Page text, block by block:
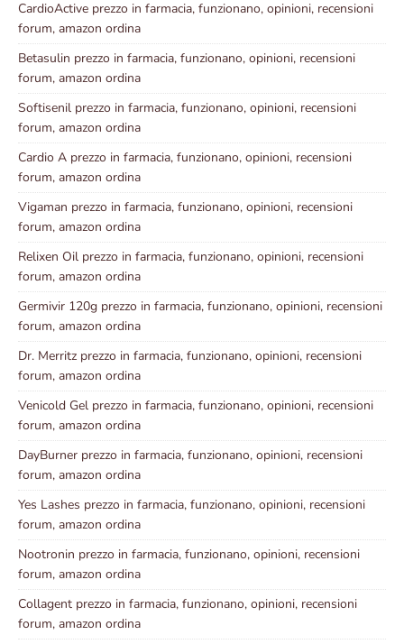
CardioActive prezzo in farmacia, funzionano, opinioni, recensioni
forum, amazon ordina
Betasulin prezzo in farmacia, funzionano, opinioni, recensioni
forum, amazon ordina
Softisenil prezzo in farmacia, funzionano, opinioni, recensioni
forum, amazon ordina
Cardio A prezzo in farmacia, funzionano, opinioni, recensioni
forum, amazon ordina
Vigaman prezzo in farmacia, funzionano, opinioni, recensioni
forum, amazon ordina
Relixen Oil prezzo in farmacia, funzionano, opinioni, recensioni
forum, amazon ordina
Germivir 120g prezzo in farmacia, funzionano, opinioni, recensioni
forum, amazon ordina
Dr. Merritz prezzo in farmacia, funzionano, opinioni, recensioni
forum, amazon ordina
Venicold Gel prezzo in farmacia, funzionano, opinioni, recensioni
forum, amazon ordina
DayBurner prezzo in farmacia, funzionano, opinioni, recensioni
forum, amazon ordina
Yes Lashes prezzo in farmacia, funzionano, opinioni, recensioni
forum, amazon ordina
Nootronin prezzo in farmacia, funzionano, opinioni, recensioni
forum, amazon ordina
Collagent prezzo in farmacia, funzionano, opinioni, recensioni
forum, amazon ordina